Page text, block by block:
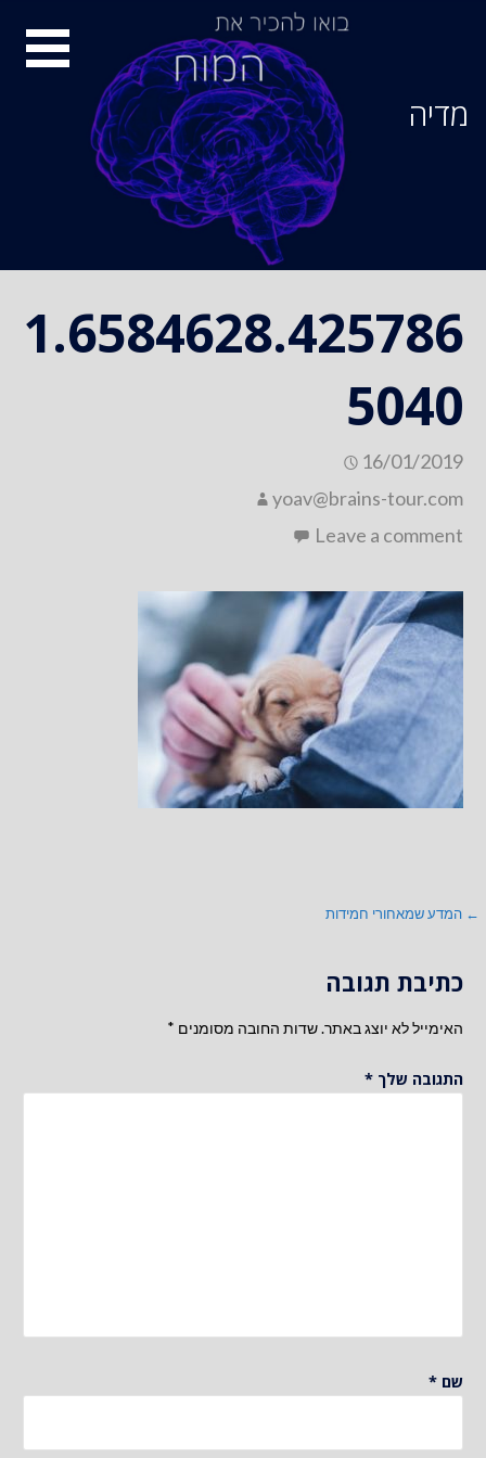
מדיה
1.6584628.425786
5040
16/01/2019
yoav@brains-tour.com
Leave a comment
ניווט
← המדע שמאחורי חמידות
כתיבת תגובה
האימייל לא יוצג באתר.שדות החובה מסומנים *
התגובה שלך *
שם *